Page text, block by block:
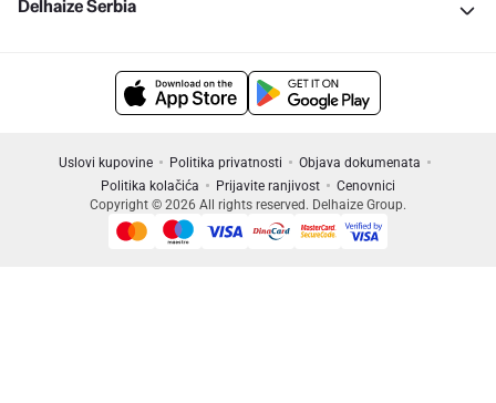
Delhaize Serbia
Uslovi kupovine Politika privatnosti
Objava dokumenata
Politika kolačića
Prijavite ranjivost
Cenovnici
Copyright © 2026 All rights reserved. Delhaize Group.